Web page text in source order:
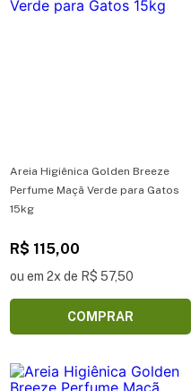
Areia Higiênica Golden Breeze
Perfume Maçã Verde para Gatos
15kg
R$ 115,00
ou em 2x de R$ 57,50
COMPRAR